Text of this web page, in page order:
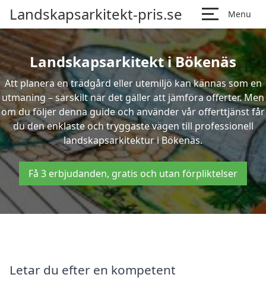
Landskapsarkitekt-pris.se Menu
Landskapsarkitekt i Bökenäs
Att planera en trädgård eller utemiljö kan kännas som en
utmaning – särskilt när det gäller att jämföra offerter. Men
om du följer denna guide och använder vår offerttjänst får
du den enklaste och tryggaste vägen till professionell
landskapsarkitektur i Bökenäs.
Få 3 erbjudanden, gratis och utan förpliktelser
Letar du efter en kompetent